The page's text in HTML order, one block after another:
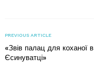
PREVIOUS ARTICLE
«Звів палац для коханої в
Єсинуватці»